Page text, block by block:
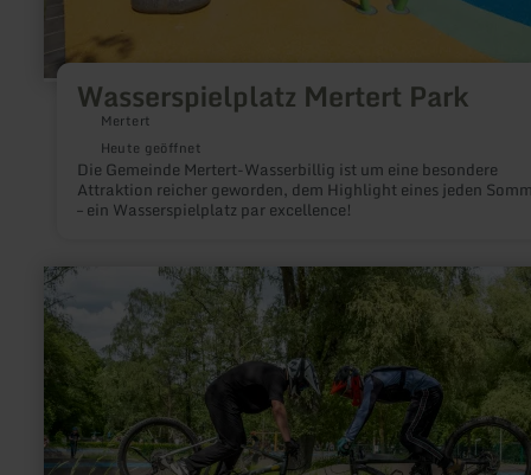
Wasserspielplatz Mertert Park
Mertert
Heute geöffnet
Die Gemeinde Mertert-Wasserbillig ist um eine besondere
Attraktion reicher geworden, dem Highlight eines jeden
– ein Wasserspielplatz par excellence!
mehr
erfahren
zu:
Pumptrack
Mechernich